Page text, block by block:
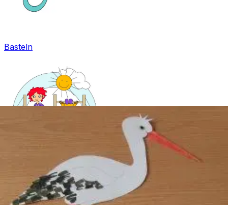
Basteln
Mandala für Kinder